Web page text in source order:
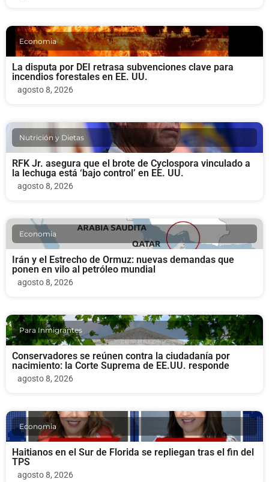
Economia
La disputa por DEI retrasa subvenciones clave para
incendios forestales en EE. UU.
agosto 8, 2026
Nutrición y Dietas
RFK Jr. asegura que el brote de Cyclospora vinculado a
la lechuga está ‘bajo control’ en EE. UU.
agosto 8, 2026
Economia
Irán y el Estrecho de Ormuz: nuevas demandas que
ponen en vilo al petróleo mundial
agosto 8, 2026
Para Inmigrantes
Conservadores se reúnen contra la ciudadanía por
nacimiento: la Corte Suprema de EE.UU. responde
agosto 8, 2026
Economia
Haitianos en el Sur de Florida se repliegan tras el fin del
TPS
agosto 8, 2026